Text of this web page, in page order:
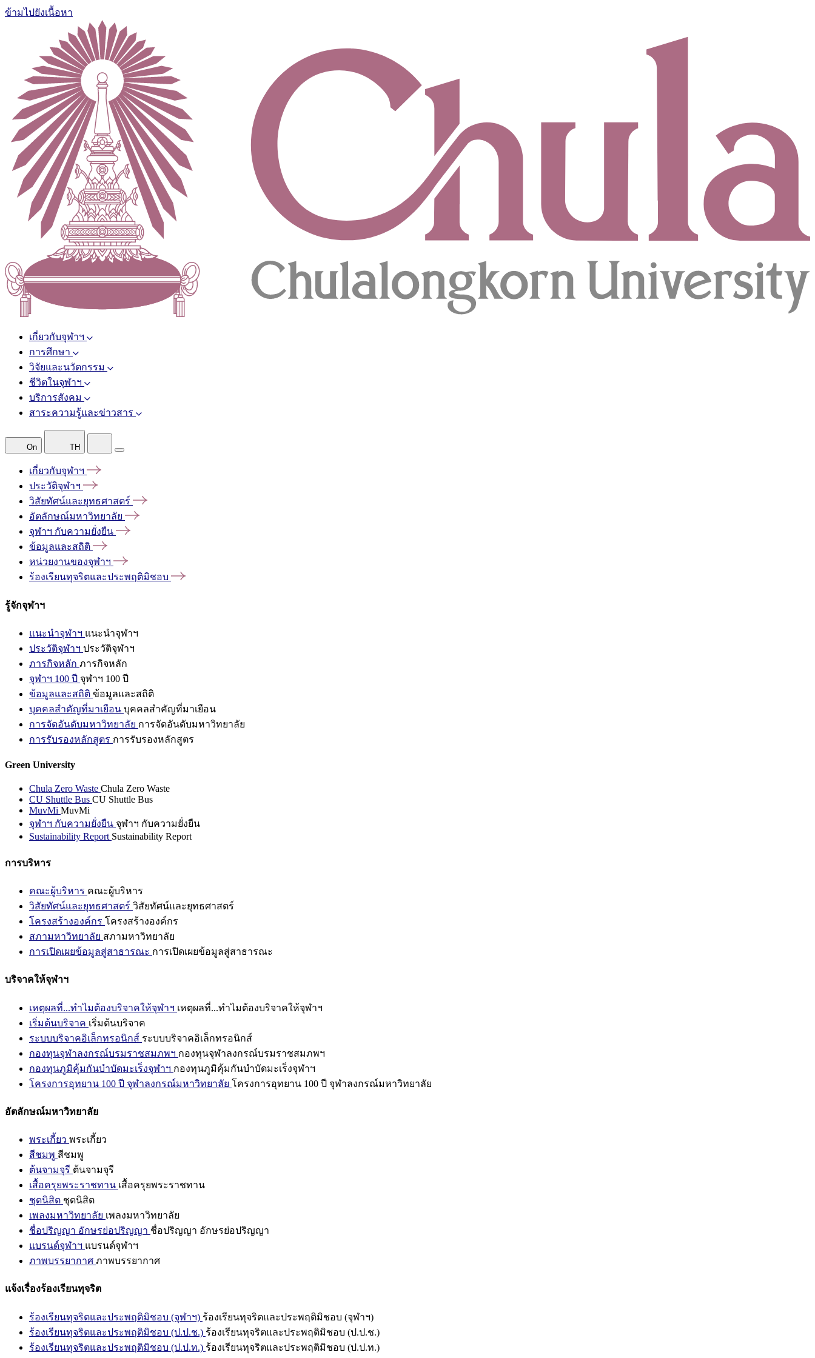
ข้ามไปยังเนื้อหา
เกี่ยวกับจุฬาฯ
การศึกษา
วิจัยและนวัตกรรม
ชีวิตในจุฬาฯ
บริการสังคม
สาระความรู้และข่าวสาร
On TH
เกี่ยวกับจุฬาฯ
ประวัติจุฬาฯ
วิสัยทัศน์และยุทธศาสตร์
อัตลักษณ์มหาวิทยาลัย
จุฬาฯ กับความยั่งยืน
ข้อมูลและสถิติ
หน่วยงานของจุฬาฯ
ร้องเรียนทุจริตและประพฤติมิชอบ
รู้จักจุฬาฯ
แนะนำจุฬาฯ แนะนำจุฬาฯ
ประวัติจุฬาฯ ประวัติจุฬาฯ
ภารกิจหลัก ภารกิจหลัก
จุฬาฯ 100 ปี จุฬาฯ 100 ปี
ข้อมูลและสถิติ ข้อมูลและสถิติ
บุคคลสำคัญที่มาเยือน บุคคลสำคัญที่มาเยือน
การจัดอันดับมหาวิทยาลัย การจัดอันดับมหาวิทยาลัย
การรับรองหลักสูตร การรับรองหลักสูตร
Green University
Chula Zero Waste Chula Zero Waste
CU Shuttle Bus CU Shuttle Bus
MuvMi MuvMi
จุฬาฯ กับความยั่งยืน จุฬาฯ กับความยั่งยืน
Sustainability Report Sustainability Report
การบริหาร
คณะผู้บริหาร คณะผู้บริหาร
วิสัยทัศน์และยุทธศาสตร์ วิสัยทัศน์และยุทธศาสตร์
โครงสร้างองค์กร โครงสร้างองค์กร
สภามหาวิทยาลัย สภามหาวิทยาลัย
การเปิดเผยข้อมูลสู่สาธารณะ การเปิดเผยข้อมูลสู่สาธารณะ
บริจาคให้จุฬาฯ
เหตุผลที่...ทำไมต้องบริจาคให้จุฬาฯ เหตุผลที่...ทำไมต้องบริจาคให้จุฬาฯ
เริ่มต้นบริจาค เริ่มต้นบริจาค
ระบบบริจาคอิเล็กทรอนิกส์ ระบบบริจาคอิเล็กทรอนิกส์
กองทุนจุฬาลงกรณ์บรมราชสมภพฯ กองทุนจุฬาลงกรณ์บรมราชสมภพฯ
กองทุนภูมิคุ้มกันบำบัดมะเร็งจุฬาฯ กองทุนภูมิคุ้มกันบำบัดมะเร็งจุฬาฯ
โครงการอุทยาน 100 ปี จุฬาลงกรณ์มหาวิทยาลัย โครงการอุทยาน 100 ปี จุฬาลงกรณ์มหาวิทยาลัย
อัตลักษณ์มหาวิทยาลัย
พระเกี้ยว พระเกี้ยว
สีชมพู สีชมพู
ต้นจามจุรี ต้นจามจุรี
เสื้อครุยพระราชทาน เสื้อครุยพระราชทาน
ชุดนิสิต ชุดนิสิต
เพลงมหาวิทยาลัย เพลงมหาวิทยาลัย
ชื่อปริญญา อักษรย่อปริญญา ชื่อปริญญา อักษรย่อปริญญา
แบรนด์จุฬาฯ แบรนด์จุฬาฯ
ภาพบรรยากาศ ภาพบรรยากาศ
แจ้งเรื่องร้องเรียนทุจริต
ร้องเรียนทุจริตและประพฤติมิชอบ (จุฬาฯ) ร้องเรียนทุจริตและประพฤติมิชอบ (จุฬาฯ)
ร้องเรียนทุจริตและประพฤติมิชอบ (ป.ป.ช.) ร้องเรียนทุจริตและประพฤติมิชอบ (ป.ป.ช.)
ร้องเรียนทุจริตและประพฤติมิชอบ (ป.ป.ท.) ร้องเรียนทุจริตและประพฤติมิชอบ (ป.ป.ท.)